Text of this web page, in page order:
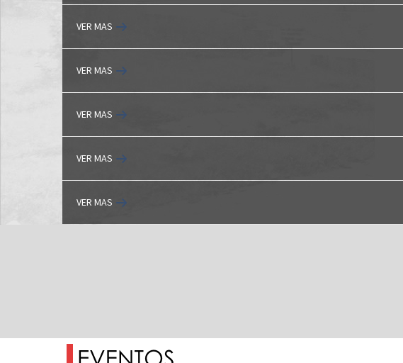
VER MAS
VER MAS
VER MAS
VER MAS
VER MAS